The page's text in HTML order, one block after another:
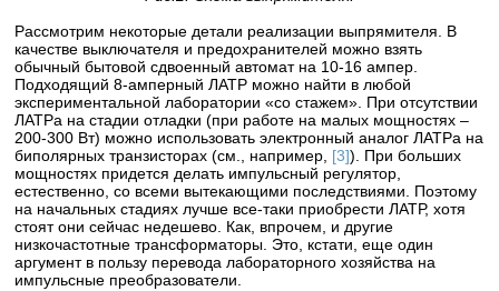
Рассмотрим некоторые детали реализации выпрямителя. В
качестве выключателя и предохранителей можно взять
обычный бытовой сдвоенный автомат на 10-16 ампер.
Подходящий 8-амперный ЛАТР можно найти в любой
экспериментальной лаборатории «со стажем». При отсутствии
ЛАТРа на стадии отладки (при работе на малых мощностях –
200-300 Вт) можно использовать электронный аналог ЛАТРа на
биполярных транзисторах (см., например, [3]). При больших
мощностях придется делать импульсный регулятор,
естественно, со всеми вытекающими последствиями. Поэтому
на начальных стадиях лучше все-таки приобрести ЛАТР, хотя
стоят они сейчас недешево. Как, впрочем, и другие
низкочастотные трансформаторы. Это, кстати, еще один
аргумент в пользу перевода лабораторного хозяйства на
импульсные преобразователи.